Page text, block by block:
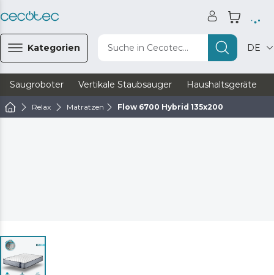
Kategorien Suche in Cecotec... DE
Saugroboter Vertikale Staubsauger Haushaltsgeräte
Relax Matratzen Flow 6700 Hybrid 135x200